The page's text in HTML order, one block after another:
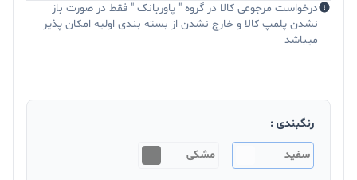
درخواست مرجوعی کالا در گروه " پاوربانک " فقط در صورت باز
نشدن پلمپ کالا و خارج نشدن از بسته بندی اولیه امکان پذیر
میباشد
رنگبندی :
سفید مشکی